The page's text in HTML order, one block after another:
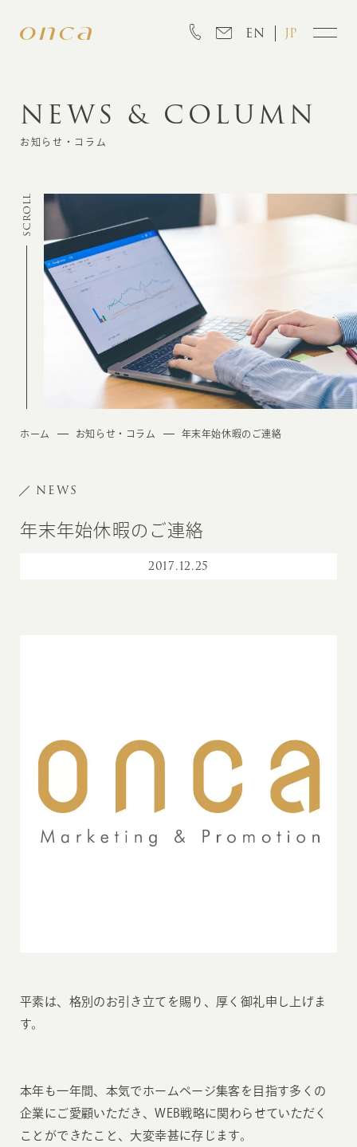
EN JP
INFORMATION
CREATION
MARKETING
NEWS & COLUMN
お知らせ・コラム
SCROLL
ホーム お知らせ・コラム 年末年始休暇のご連絡
NEWS
年末年始休暇のご連絡
2017.12.25
平素は、格別のお引き立てを賜り、厚く御礼申し上げま
す。
本年も一年間、本気でホームページ集客を目指す多くの
企業にご愛顧いただき、WEB戦略に関わらせていただく
ことができたこと、大変幸甚に存じます。